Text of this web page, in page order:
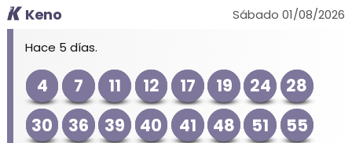
Keno
Sábado 01/08/2026
Hace 5 días.
4 7 11 12 17 19 24
28
30
36 39 40 41 48 51
55